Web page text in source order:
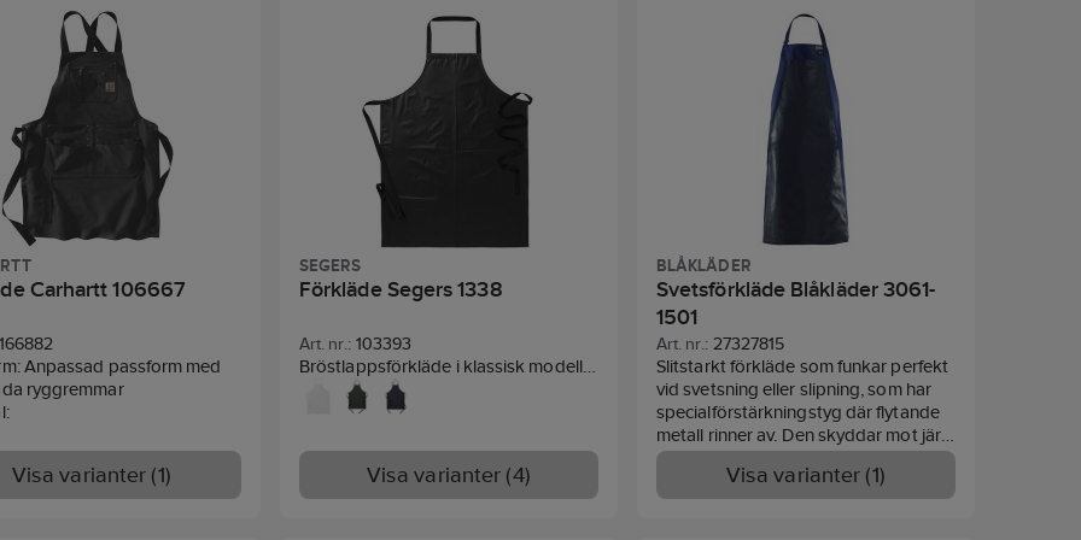
EN 343 3-1.
maxtemperatur 85 °C,
normalprogram. Tål ej blekmedel. Tål
torktumling, låg temperatur, max
60°C. Kan strykas i maxtemperatur
150°C. May be dry cleaned using
perchlor, mineral turpentine or similar.
Carhartt 106667
166882
Anpassad passform med
ryggremmar
(407 gsm)
Visa varianter (1)
SEGERS
Förkläde Segers 1338
Art. nr.: 103393
Bröstlappsförkläde i klassisk modell i
plast med fast nackband. 75 x 100 cm.
Inga fickor. Tvättbar i 60°C. PVC 88%
Visa varianter (4)
BLÅKLÄDER
Svetsförkläde Blåkläder 3061-
1501
Art. nr.: 27327815
Slitstarkt förkläde som funkar perfekt
vid svetsning eller slipning, som har
specialförstärkningstyg där flytande
metall rinner av. Den skyddar mot järn,
zink och aluminium och tål
industritvätt. Certifierad enligt EN ISO
11611, EN ISO 11612.
Visa varianter (1)